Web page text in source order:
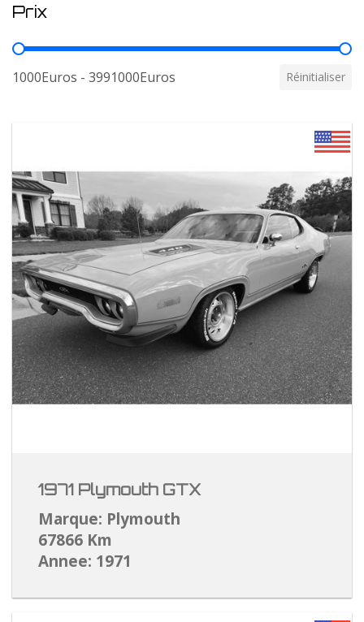
Prix
Prix
1000Euros - 3991000Euros Réinitialiser
1971 Plymouth GTX
Marque: Plymouth
67866 Km
Annee: 1971